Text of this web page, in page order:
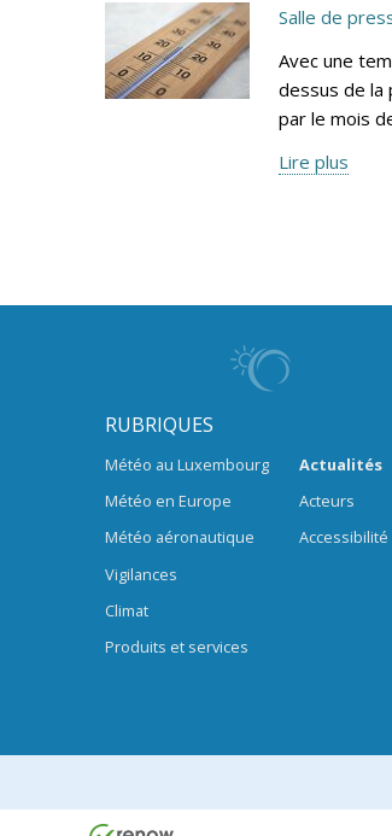
Salle de
Avec une
dessus de la
par le mois
Lire plus
RUBRIQUES
Météo au Luxembourg
Météo en Europe
Météo aéronautique
Vigilances
Climat
Produits et services
Actualités
Acteurs
Accessibilité